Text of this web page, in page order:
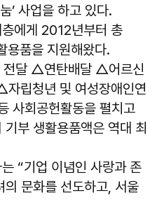
’ 사업을 하고 있다.
에게 2012년부터 총
품을 지원해왔다.
전달 △연탄배달 △어르신
립청년 및 여성장애인연
사회공헌활동을 펼치고
부 생활용품액은 역대 최
“기업 이념인 사랑과 존
의 문화를 선도하고, 서울